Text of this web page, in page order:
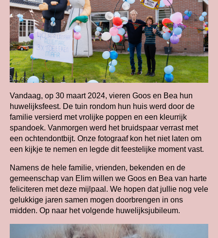
Vandaag, op 30 maart 2024, vieren Goos en Bea hun
huwelijksfeest. De tuin rondom hun huis werd door de
familie versierd met vrolijke poppen en een kleurrijk
spandoek. Vanmorgen werd het bruidspaar verrast met
een ochtendontbijt. Onze fotograaf kon het niet laten om
een kijkje te nemen en legde dit feestelijke moment vast.
Namens de hele familie, vrienden, bekenden en de
gemeenschap van Elim willen we Goos en Bea van harte
feliciteren met deze mijlpaal. We hopen dat jullie nog vele
gelukkige jaren samen mogen doorbrengen in ons
midden. Op naar het volgende huwelijksjubileum.